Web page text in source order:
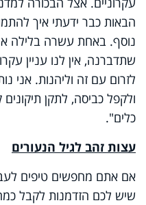
הבאות כבר ידעתי איך
נוסף. באחת עשרה בלילה
שתדברנה, אין לנו עניין
לזרום עם זה וליהנות. אני
ולקפל כביסה, לתקן
כלים".
עצות זהב לגיל הנעורים
אם אתם מחפשים טיפים
שיש לכם הזדמנות לקבל